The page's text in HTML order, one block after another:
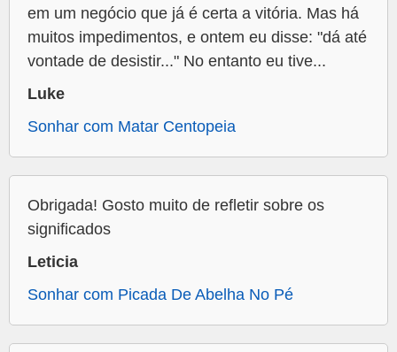
em um negócio que já é certa a vitória. Mas há
muitos impedimentos, e ontem eu disse: "dá até
vontade de desistir..." No entanto eu tive...
Luke
Sonhar com Matar Centopeia
Obrigada! Gosto muito de refletir sobre os
significados
Leticia
Sonhar com Picada De Abelha No Pé